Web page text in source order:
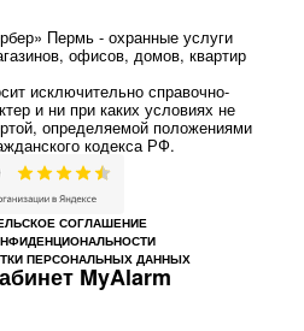
Пермь - охранные услуги
офисов, домов, квартир
исключительно справочно-
и ни при каких условиях не
определяемой положениями
кодекса РФ.
СОГЛАШЕНИЕ
ПЕРСОНАЛЬНЫХ ДАННЫХ
MyAlarm